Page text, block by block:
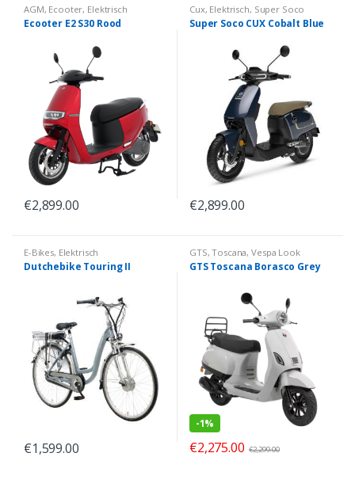
AGM, Ecooter, Elektrisch
Ecooter E2 S30 Rood
€2,899.00
Cux, Elektrisch, Super Soco
Super Soco CUX Cobalt Blue
€2,899.00
E-Bikes, Elektrisch
Dutchebike Touring II
€1,599.00
GTS,Toscana,Vespa Look
GTS Toscana Borasco Grey
-1%
€2,275.00 €2,299.00